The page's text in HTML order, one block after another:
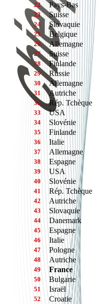
22 Pays-Bas
23 Suisse
24 Slovaquie
25 Belgique
26 Allemagne
27 Suisse
28 Finlande
29 Russie
30 Allemagne
31 Autriche
32 Rép. Tchèque
33 USA
34 Slovénie
35 Finlande
36 Italie
37 Allemagne
38 Espagne
39 USA
40 Slovénie
41 Rép. Tchèque
42 Autriche
43 Slovaquie
44 Danemark
45 Espagne
46 Italie
47 Pologne
48 Autriche
49 France
50 Bulgarie
51 Israël
52 Croatie